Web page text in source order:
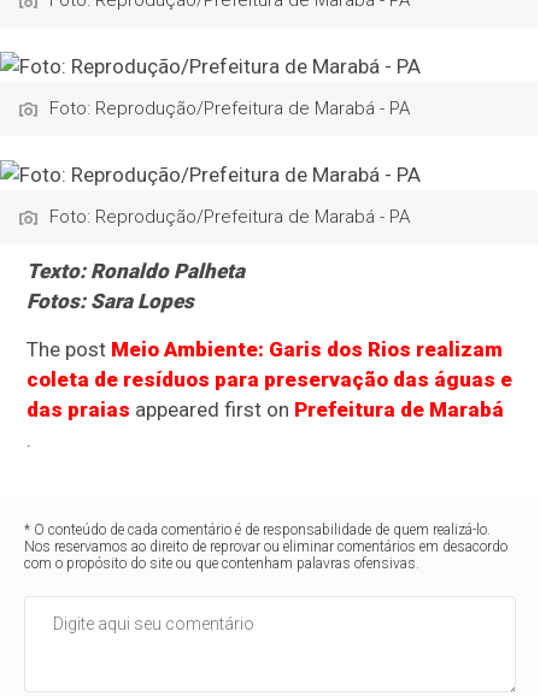
Foto: Reprodução/Prefeitura de Marabá - PA
Foto: Reprodução/Prefeitura de Marabá - PA
Texto: Ronaldo Palheta
Fotos: Sara Lopes
The post Meio Ambiente: Garis dos Rios realizam
coleta de resíduos para preservação das águas e
das praias appeared first on Prefeitura de Marabá
.
* O conteúdo de cada comentário é de responsabilidade de quem realizá-lo.
Nos reservamos ao direito de reprovar ou eliminar comentários em desacordo
com o propósito do site ou que contenham palavras ofensivas.